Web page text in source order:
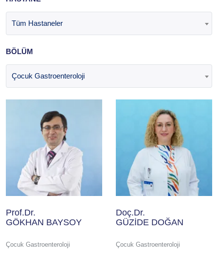
Tüm Hastaneler
BÖLÜM
Çocuk Gastroenteroloji
Prof.Dr.
GÖKHAN BAYSOY
Çocuk Gastroenteroloji
Doç.Dr.
GÜZİDE DOĞAN
Çocuk Gastroenteroloji